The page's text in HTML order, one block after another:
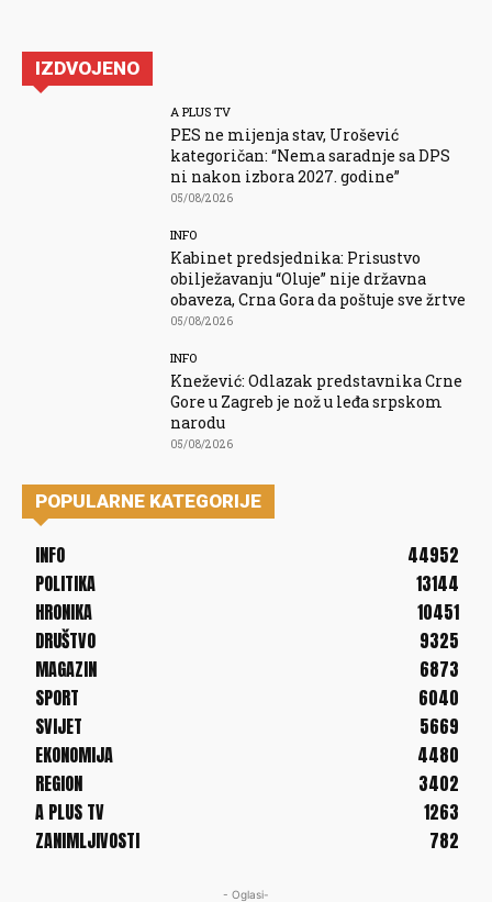
IZDVOJENO
A PLUS TV
PES ne mijenja stav, Urošević
kategoričan: “Nema saradnje sa DPS
ni nakon izbora 2027. godine”
05/08/2026
INFO
Kabinet predsjednika: Prisustvo
obilježavanju “Oluje” nije državna
obaveza, Crna Gora da poštuje sve žrtve
05/08/2026
INFO
Knežević: Odlazak predstavnika Crne
Gore u Zagreb je nož u leđa srpskom
narodu
05/08/2026
POPULARNE KATEGORIJE
INFO
44952
POLITIKA
13144
HRONIKA
10451
DRUŠTVO
9325
MAGAZIN
6873
SPORT
6040
SVIJET
5669
EKONOMIJA
4480
REGION
3402
A PLUS TV
1263
ZANIMLJIVOSTI
782
- Oglasi-